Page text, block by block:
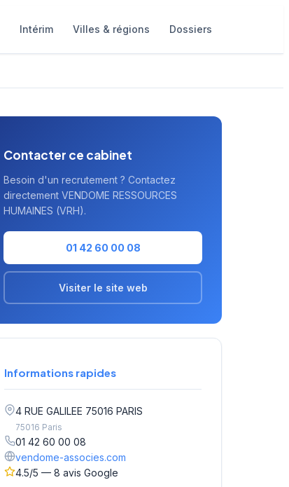
Intérim Villes & régions Dossiers
Contacter ce cabinet
Besoin d'un recrutement ? Contactez
directement VENDOME RESSOURCES
HUMAINES (VRH).
01 42 60 00 08
Visiter le site web
Informations rapides
4 RUE GALILEE 75016 PARIS
75016 Paris
01 42 60 00 08
vendome-associes.com
4.5/5 — 8 avis Google